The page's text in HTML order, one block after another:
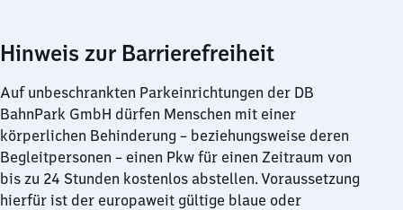
Hinweis zur Barrierefreiheit
Auf unbeschrankten Parkeinrichtungen der DB
BahnPark GmbH dürfen Menschen mit einer
körperlichen Behinderung – beziehungsweise deren
Begleitpersonen – einen Pkw für einen Zeitraum von
bis zu 24 Stunden kostenlos abstellen. Voraussetzung
hierfür ist der europaweit gültige blaue oder